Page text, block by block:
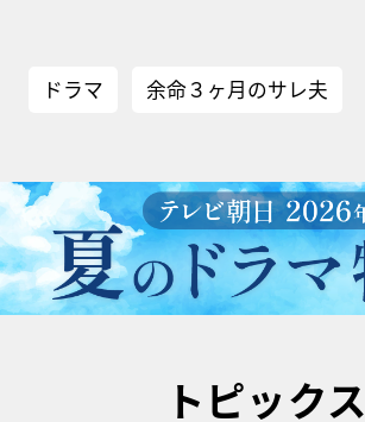
ドラマ 余命３ヶ月のサレ夫
トピックス